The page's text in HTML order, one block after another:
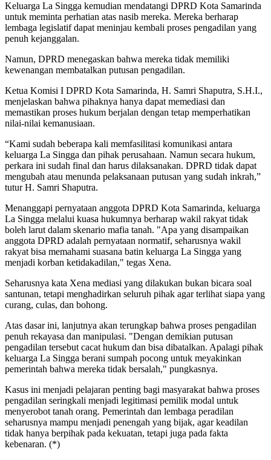
Keluarga La Singga kemudian mendatangi DPRD Kota Samarinda
untuk meminta perhatian atas nasib mereka. Mereka berharap
lembaga legislatif dapat meninjau kembali proses pengadilan yang
penuh kejanggalan.
Namun, DPRD menegaskan bahwa mereka tidak memiliki
kewenangan membatalkan putusan pengadilan.
Ketua Komisi I DPRD Kota Samarinda, H. Samri Shaputra, S.H.I.,
menjelaskan bahwa pihaknya hanya dapat memediasi dan
memastikan proses hukum berjalan dengan tetap memperhatikan
nilai-nilai kemanusiaan.
“Kami sudah beberapa kali memfasilitasi komunikasi antara
keluarga La Singga dan pihak perusahaan. Namun secara hukum,
perkara ini sudah final dan harus dilaksanakan. DPRD tidak dapat
mengubah atau menunda pelaksanaan putusan yang sudah inkrah,”
tutur H. Samri Shaputra.
Menanggapi pernyataan anggota DPRD Kota Samarinda, keluarga
La Singga melalui kuasa hukumnya berharap wakil rakyat tidak
boleh larut dalam skenario mafia tanah. "Apa yang disampaikan
anggota DPRD adalah pernyataan normatif, seharusnya wakil
rakyat bisa memahami suasana batin keluarga La Singga yang
menjadi korban ketidakadilan," tegas Xena.
Seharusnya kata Xena mediasi yang dilakukan bukan bicara soal
santunan, tetapi menghadirkan seluruh pihak agar terlihat siapa yang
curang, culas, dan bohong.
Atas dasar ini, lanjutnya akan terungkap bahwa proses pengadilan
penuh rekayasa dan manipulasi. "Dengan demikian putusan
pengadilan tersebut cacat hukum dan bisa dibatalkan. Apalagi pihak
keluarga La Singga berani sumpah pocong untuk meyakinkan
pemerintah bahwa mereka tidak bersalah," pungkasnya.
Kasus ini menjadi pelajaran penting bagi masyarakat bahwa proses
pengadilan seringkali menjadi legitimasi pemilik modal untuk
menyerobot tanah orang. Pemerintah dan lembaga peradilan
seharusnya mampu menjadi penengah yang bijak, agar keadilan
tidak hanya berpihak pada kekuatan, tetapi juga pada fakta
kebenaran. (*)